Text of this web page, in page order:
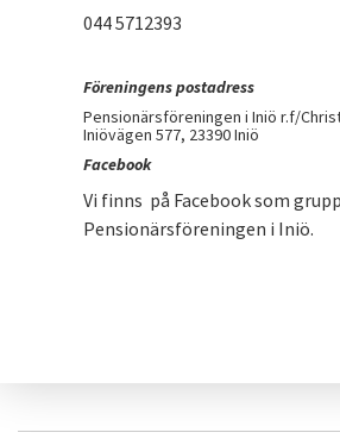
044 5712393
Föreningens postadress
Pensionärsföreningen i Iniö r.f/
Iniövägen 577, 23390 Iniö
Facebook
Vi finns på Facebook som
Pensionärsföreningen i Iniö.